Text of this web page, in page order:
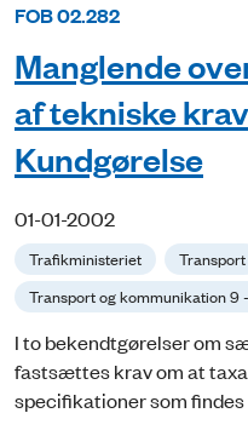
FOB 02.282
Manglende
af tekniske
Kundgørelse
01-01-2002
Trafikministeriet
Transport
Transport og kommunikation 9
I to bekendtgørelser om
fastsættes krav om at
specifikationer som findes